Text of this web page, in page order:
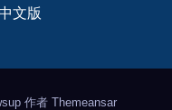
文版
作者 Themeansar